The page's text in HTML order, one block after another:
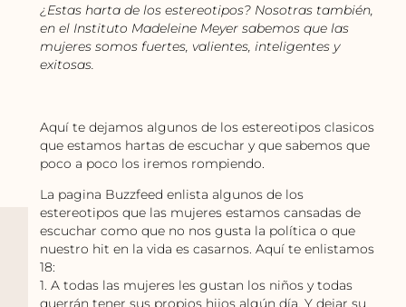
¿Estas harta de los estereotipos? Nosotras también,
en el Instituto Madeleine Meyer sabemos que las
mujeres somos fuertes, valientes, inteligentes y
exitosas.
Aquí te dejamos algunos de los estereotipos clasicos
que estamos hartas de escuchar y que sabemos que
poco a poco los iremos rompiendo.
La pagina Buzzfeed enlista algunos de los
estereotipos que las mujeres estamos cansadas de
escuchar como que no nos gusta la política o que
nuestro hit en la vida es casarnos. Aquí te enlistamos
18:
1. A todas las mujeres les gustan los niños y todas
querrán tener sus propios hijos algún día. Y dejar su